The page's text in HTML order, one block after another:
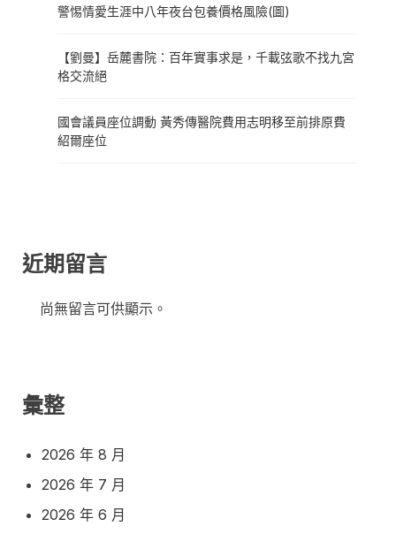
警惕情愛生涯中八年夜台包養價格風險(圖)
【劉曼】岳麓書院：百年實事求是，千載弦歌不找九宮
格交流絕
國會議員座位調動 黃秀傳醫院費用志明移至前排原費
紹爾座位
近期留言
尚無留言可供顯示。
彙整
2026 年 8 月
2026 年 7 月
2026 年 6 月